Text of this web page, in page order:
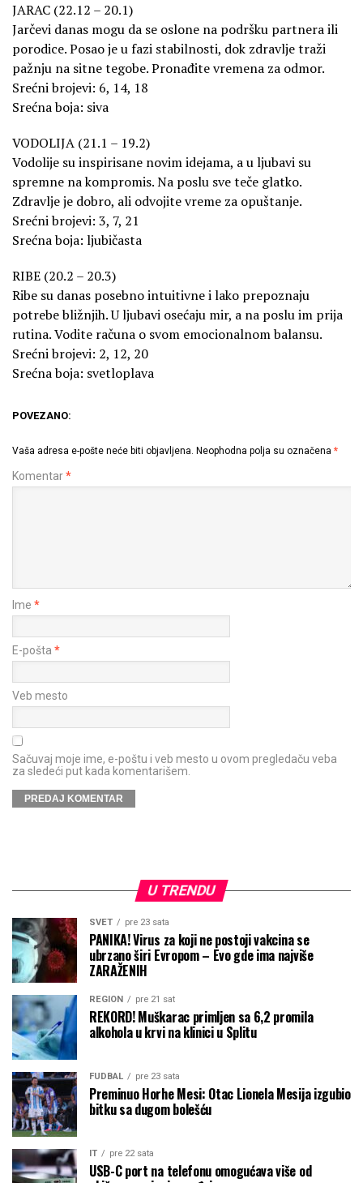
JARAC (22.12 – 20.1)
Jarčevi danas mogu da se oslone na podršku partnera ili
porodice. Posao je u fazi stabilnosti, dok zdravlje traži
pažnju na sitne tegobe. Pronađite vremena za odmor.
Srećni brojevi: 6, 14, 18
Srećna boja: siva
VODOLIJA (21.1 – 19.2)
Vodolije su inspirisane novim idejama, a u ljubavi su
spremne na kompromis. Na poslu sve teče glatko.
Zdravlje je dobro, ali odvojite vreme za opuštanje.
Srećni brojevi: 3, 7, 21
Srećna boja: ljubičasta
RIBE (20.2 – 20.3)
Ribe su danas posebno intuitivne i lako prepoznaju
potrebe bližnjih. U ljubavi osećaju mir, a na poslu im prija
rutina. Vodite računa o svom emocionalnom balansu.
Srećni brojevi: 2, 12, 20
Srećna boja: svetloplava
POVEZANO:
Vaša adresa e-pošte neće biti objavljena. Neophodna polja su označena *
Komentar*
Ime *
E-pošta *
Veb mesto
Sačuvaj moje ime, e-poštu i veb mesto u ovom pregledaču veba
za sledeći put kada komentarišem.
U TRENDU
SVET pre 23 sata
PANIKA! Virus za koji ne postoji vakcina se
ubrzano širi Evropom – Evo gde ima najviše
ZARAŽENIH
REGION pre 21 sat
REKORD! Muškarac primljen sa 6,2 promila
alkohola u krvi na klinici u Splitu
FUDBAL pre 23 sata
Preminuo Horhe Mesi: Otac Lionela Mesija izgubio
bitku sa dugom bolešću
IT pre 22 sata
USB-C port na telefonu omogućava više od